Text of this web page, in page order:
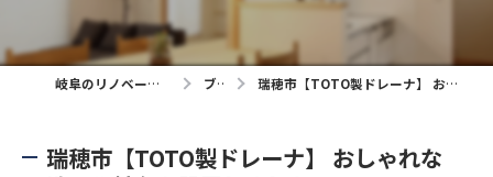
岐阜のリノベーションならラグズ建築 ブログ 瑞穂市【TOTO製ドレーナ】 おしゃれな洗面化粧台を設置しました！
瑞穂市【TOTO製ドレーナ】 おしゃれな